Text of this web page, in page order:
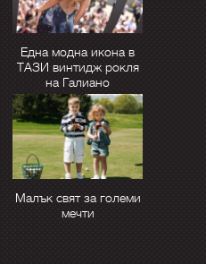
Една модна икона в
ТАЗИ винтидж рокля
на Галиано
Малък свят за големи
мечти